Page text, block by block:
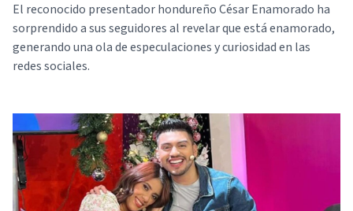
El reconocido presentador hondureño César Enamorado ha
sorprendido a sus seguidores al revelar que está enamorado,
generando una ola de especulaciones y curiosidad en las
redes sociales.